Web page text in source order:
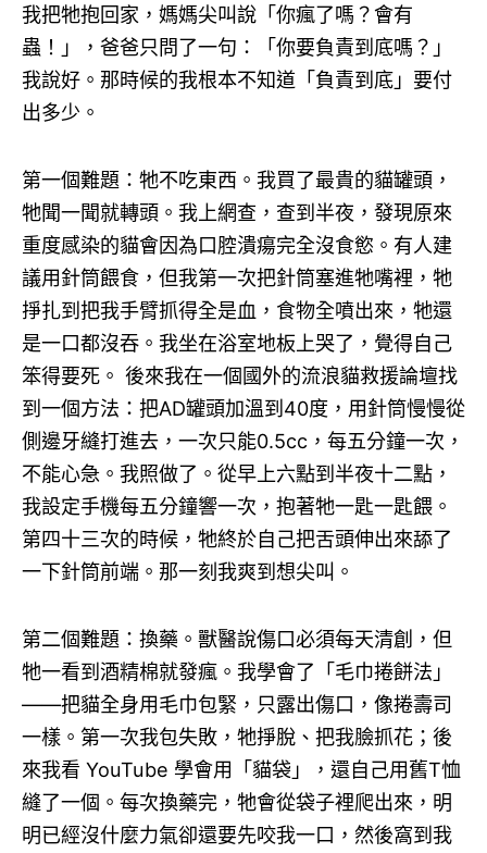
我把牠抱回家，媽媽尖叫說「你瘋了嗎？會有
蟲！」，爸爸只問了一句：「你要負責到底嗎？」
我說好。那時候的我根本不知道「負責到底」要付
出多少。
第一個難題：牠不吃東西。我買了最貴的貓罐頭，
牠聞一聞就轉頭。我上網查，查到半夜，發現原來
重度感染的貓會因為口腔潰瘍完全沒食慾。有人建
議用針筒餵食，但我第一次把針筒塞進牠嘴裡，牠
掙扎到把我手臂抓得全是血，食物全噴出來，牠還
是一口都沒吞。我坐在浴室地板上哭了，覺得自己
笨得要死。 後來我在一個國外的流浪貓救援論壇找
到一個方法：把AD罐頭加溫到40度，用針筒慢慢從
側邊牙縫打進去，一次只能0.5cc，每五分鐘一次，
不能心急。我照做了。從早上六點到半夜十二點，
我設定手機每五分鐘響一次，抱著牠一匙一匙餵。
第四十三次的時候，牠終於自己把舌頭伸出來舔了
一下針筒前端。那一刻我爽到想尖叫。
第二個難題：換藥。獸醫說傷口必須每天清創，但
牠一看到酒精棉就發瘋。我學會了「毛巾捲餅法」
——把貓全身用毛巾包緊，只露出傷口，像捲壽司
一樣。第一次我包失敗，牠掙脫、把我臉抓花；後
來我看 YouTube 學會用「貓袋」，還自己用舊T恤
縫了一個。每次換藥完，牠會從袋子裡爬出來，明
明已經沒什麼力氣卻還要先咬我一口，然後窩到我